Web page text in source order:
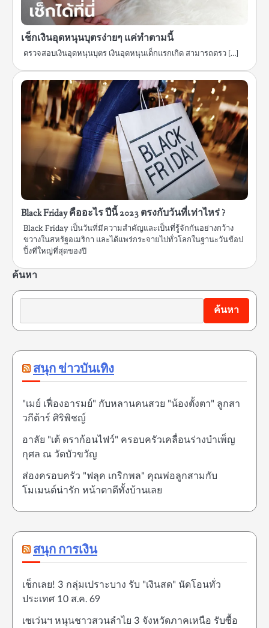
เช็กเงินอุดหนุนบุตรง่ายๆ แค่ทำตามนี้
ตรวจสอบเงินอุดหนุนบุตร เงินอุดหนุนเด็กแรกเกิด สามารถตรว […]
Black Friday คืออะไร ปีนี้ 2023 ตรงกับวันที่เท่าไหร่ ?
Black Friday เป็นวันที่มีความสำคัญและเป็นที่รู้จักกันอย่างกว้าง
ขวางในสหรัฐอเมริกา และได้แพร่กระจายไปทั่วโลกในฐานะวันช้อป
ปิ้งที่ใหญ่ที่สุดของปี
ค้นหา
ค้นหา
สนุก ข่าวบันเทิง
"เมย์ เฟื่องอารมย์" กับหลานคนสวย "น้องตั้งตา" ลูกสา
วกีต้าร์ ศิริพิชญ์
อาลัย "เต้ ดราก้อนไฟว์" ครอบครัวเคลื่อนร่างบำเพ็ญ
กุศล ณ วัดบัวขวัญ
ส่องครอบครัว "ฟลุค เกริกพล" คุณพ่อลูกสามกับ
โมเมนต์น่ารัก หน้าตาดีทั้งบ้านเลย
สนุก การเงิน
เช็กเลย! 3 กลุ่มเปราะบาง รับ "เงินสด" นัดโอนทั่ว
ประเทศ 10 ส.ค. 69
เซเว่นฯ หนุนชาวสวนลำไย 3 จังหวัดภาคเหนือ รับซื้อ